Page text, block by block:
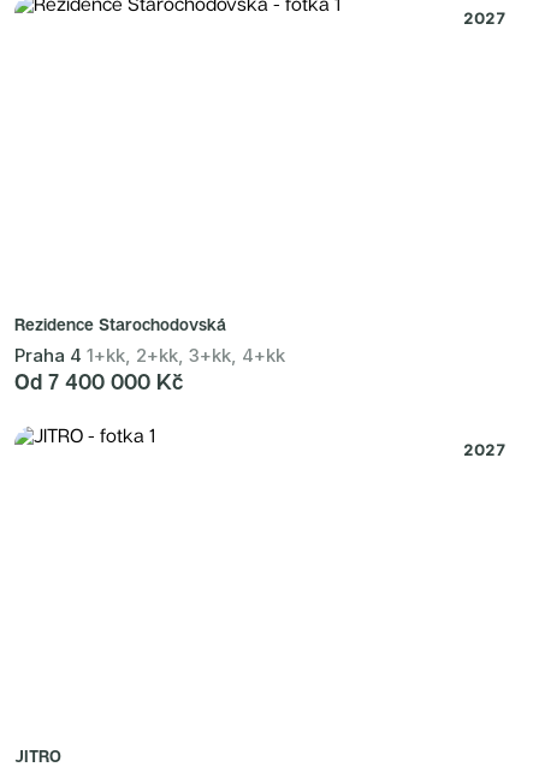
2027
Rezidence Starochodovská
Praha 4 1+kk, 2+kk, 3+kk, 4+kk
Od 7 400 000 Kč
2027
JITRO